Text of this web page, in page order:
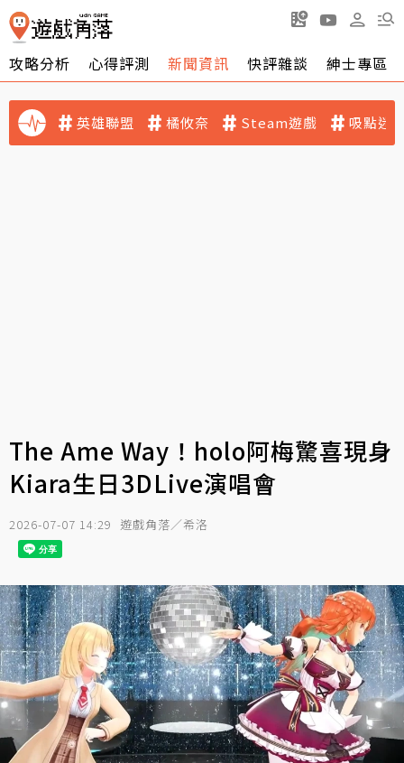
攻略分析 心得評測 新聞資訊 快評雜談 紳士專區
英雄聯盟 橘攸奈 Steam遊戲 吸點迷
The Ame Way！holo阿梅驚喜現身
Kiara生日3DLive演唱會
2026-07-07 14:29 遊戲角落／希洛